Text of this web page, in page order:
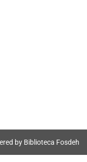
by Biblioteca Fosdeh